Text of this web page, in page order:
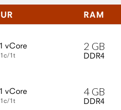
RAM
vCore
1c/1t
2 GB
DDR4
vCore
1c/1t
4 GB
DDR4